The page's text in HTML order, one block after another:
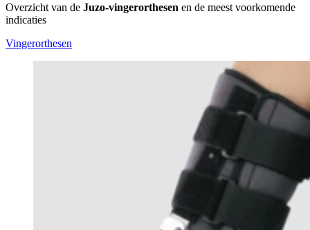
Overzicht van de Juzo-vingerorthesen en de meest voorkomende
indicaties
Vingerorthesen